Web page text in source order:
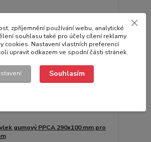
gumový PPCA 290x100 mm pro
zpříjemnění používání webu, analytické
souhlasu také pro účely cílení reklamy
cookies. Nastavení vlastních preferencí
upravit odkazem ve spodní části stránek.
Souhlasím